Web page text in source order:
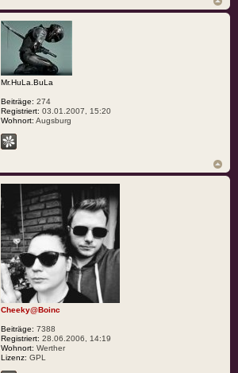
Mr.HuLa.BuLa
Beiträge: 274
Registriert: 03.01.2007, 15:20
Wohnort: Augsburg
Cheeky@Boinc
Beiträge: 7388
Registriert: 28.06.2006, 14:19
Wohnort: Werther
Lizenz: GPL